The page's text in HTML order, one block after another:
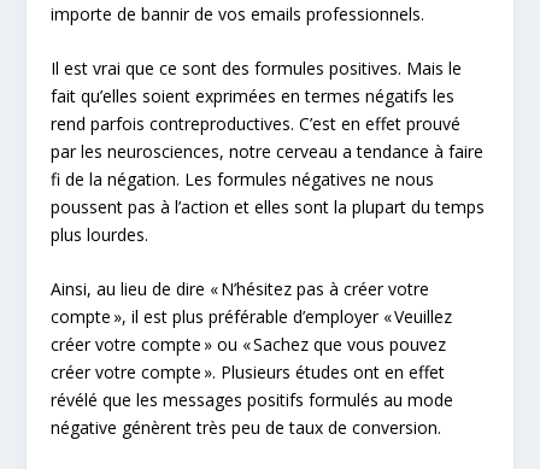
importe de bannir de vos emails professionnels.
Il est vrai que ce sont des formules positives. Mais le
fait qu’elles soient exprimées en termes négatifs les
rend parfois contreproductives. C’est en effet prouvé
par les neurosciences, notre cerveau a tendance à faire
fi de la négation. Les formules négatives ne nous
poussent pas à l’action et elles sont la plupart du temps
plus lourdes.
Ainsi, au lieu de dire « N’hésitez pas à créer votre
compte », il est plus préférable d’employer « Veuillez
créer votre compte » ou « Sachez que vous pouvez
créer votre compte ». Plusieurs études ont en effet
révélé que les messages positifs formulés au mode
négative génèrent très peu de taux de conversion.